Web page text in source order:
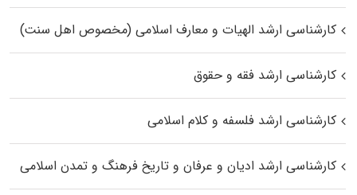
کارشناسی ارشد الهیات و معارف اسلامی (مخصوص اهل سنت)
کارشناسی ارشد فقه و حقوق
کارشناسی ارشد فلسفه و کلام اسلامی
کارشناسی ارشد ادیان و عرفان و تاریخ فرهنگ و تمدن اسلامی